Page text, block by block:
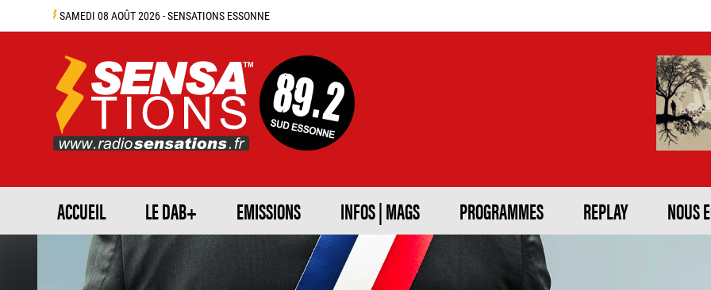
SAMEDI 08 AOÛT 2026 - SENSATIONS ESSONNE
ACCUEIL LE DAB+ EMISSIONS INFOS | MAGS PROGRAMMES REPLAY NOUS